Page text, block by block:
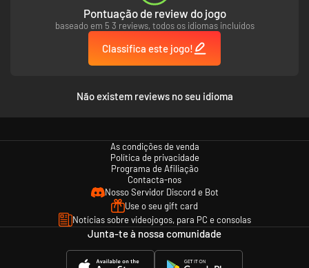
Pontuação de review do jogo
baseado em 5 3 reviews, todos os idiomas incluídos
Classifica este jogo!
Não existem reviews no seu idioma
As condições de venda
Política de privacidade
Programa de Afiliação
Contacta-nos
Nosso Servidor Discord e Bot
Use o seu gift card
Notícias sobre videojogos, para PC e consolas
Junta-te à nossa comunidade